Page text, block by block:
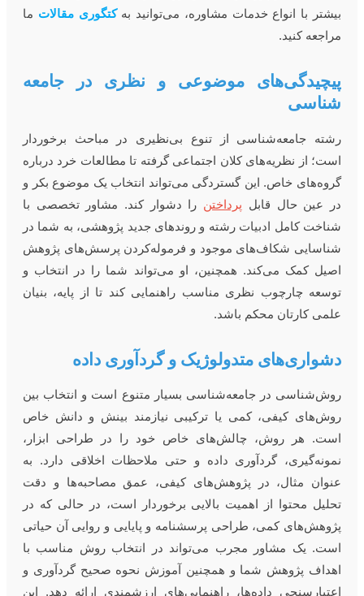
با انواع خدمات مشاوره، می‌توانید بهکتگوری مقالاتما
کنید.
موضوعی و نظری در جامعه
جامعه‌شناسی از تنوع بی‌نظیری در مباحث برخوردار
از نظریه‌های کلان اجتماعی گرفته تا مطالعات خرد درباره
خاص. این گستردگی می‌تواند انتخاب یک موضوع بکر و
عین حال قابلپرداختنرا دشوار کند. مشاور تخصصی با
کامل ادبیات رشته و روندهای جدید پژوهشی، به شما در
شکاف‌های موجود و فرموله‌کردن پرسش‌های پژوهش
کمک می‌کند. همچنین، او می‌تواند شما را در انتخاب و
چارچوب نظری مناسب راهنمایی کند تا از پایه، بنیان
کارتان محکم باشد.
متدولوژیک و گردآوری داده
در جامعه‌شناسی بسیار متنوع است و انتخاب بین
کیفی، کمی یا ترکیبی نیازمند بینش و دانش خاص
هر روش، چالش‌های خاص خود را در طراحی ابزار،
گردآوری داده و حتی ملاحظات اخلاقی دارد. به
مثال، در پژوهش‌های کیفی، عمق مصاحبه‌ها و دقت
محتوا از اهمیت بالایی برخوردار است، در حالی که در
کمی، طراحی پرسشنامه و پایایی و روایی آن حیاتی
یک مشاور مجرب می‌تواند در انتخاب روش مناسب با
پژوهش شما و همچنین آموزش نحوه صحیح گردآوری و
داده‌ها، راهنمایی‌های ارزشمندی ارائه دهد. این